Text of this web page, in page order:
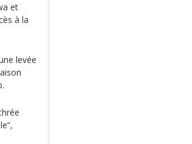
et
à la
levée